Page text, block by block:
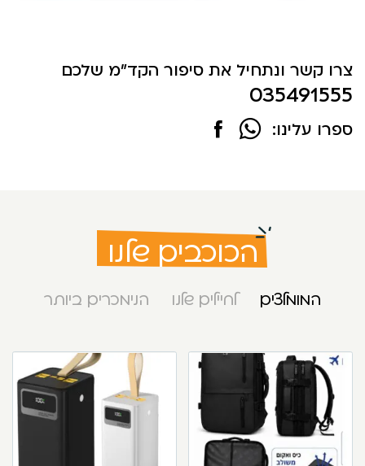
צרו קשר ונתחיל את סיפור הקד"מ שלכם
035491555
ספרו עלינו:
הכוכבים שלנו
המומלצים לחיילים שלנו הנימכרים ביותר